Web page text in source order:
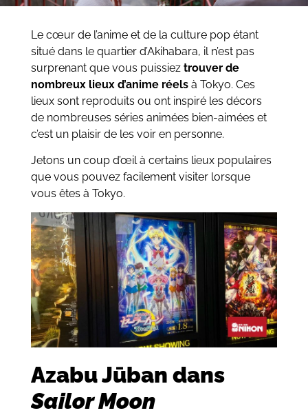
Le cœur de l’anime et de la culture pop étant
situé dans le quartier d’Akihabara, il n’est pas
surprenant que vous puissiez trouver de
nombreux lieux d’anime réelsà Tokyo. Ces
lieux sont reproduits ou ont inspiré les décors
de nombreuses séries animées bien-aimées et
c’est un plaisir de les voir en personne.
Jetons un coup d’œil à certains lieux populaires
que vous pouvez facilement visiter lorsque
vous êtes à Tokyo.
Azabu Jūban dans
Sailor Moon